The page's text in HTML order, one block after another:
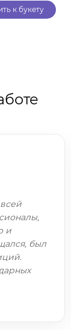
к букету
и
был